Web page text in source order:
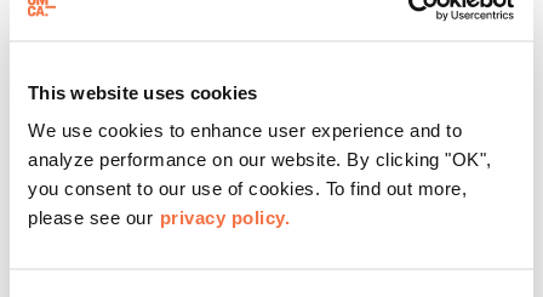
This website uses cookies
We use cookies to enhance user experience and to
analyze performance on our website. By clicking "OK",
you consent to our use of cookies. To find out more,
please see our privacy policy.